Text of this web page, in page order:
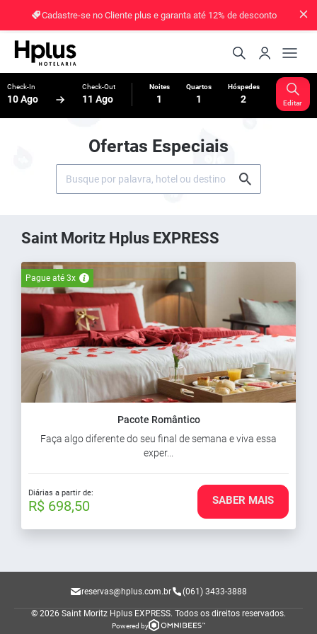
Cadastre-se no Cliente plus e garanta até 12% de desconto
Check-In
10 Ago
Check-Out
11 Ago
Noites
1
Quartos
1
Hóspedes
2 Editar
Ofertas Especiais
Saint Moritz Hplus EXPRESS
Pague até 3x
Pacote Romântico
Faça algo diferente do seu final de semana e viva essa
exper...
Diárias a partir de:
R$ 698,50 SABER MAIS
reservas@hplus.com.br (061) 3433-3888
© 2026 Saint Moritz Hplus EXPRESS. Todos os direitos reservados.
Powered by